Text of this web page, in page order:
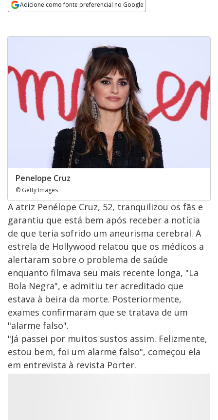
Adicione como fonte preferencial no Google
Penelope Cruz
© Getty Images
A atriz Penélope Cruz, 52, tranquilizou os fãs e
garantiu que está bem após receber a notícia
de que teria sofrido um aneurisma cerebral. A
estrela de Hollywood relatou que os médicos a
alertaram sobre o problema de saúde
enquanto filmava seu mais recente longa, "La
Bola Negra", e admitiu ter acreditado que
estava à beira da morte. Posteriormente,
exames confirmaram que se tratava de um
"alarme falso".
"Já passei por muitos sustos assim. Felizmente,
estou bem, foi um alarme falso", começou ela
em entrevista à revista Porter.